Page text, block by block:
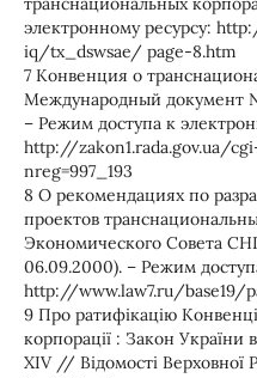
электронному ресурсу:
iq/tx_dswsae/ page-8.htm
7 Конвенция о
Международный документ №
– Режим доступа к
http://zakon1.rada.gov.ua/
nreg=997_193
8 О рекомендациях по
проектов
Экономического Совета
06.09.2000). – Режим
http://www.law7.ru/base19/
9 Про ратифікацію
корпорації : Закон України
ХІV // Відомості Верховної